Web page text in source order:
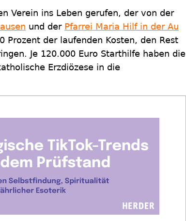
Verein ins Leben gerufen, der von der
und der Pfarrei Maria Hilf in der Au
der laufenden Kosten, den Rest
Je 120.000 Euro Starthilfe haben die
Erzdiözese in die